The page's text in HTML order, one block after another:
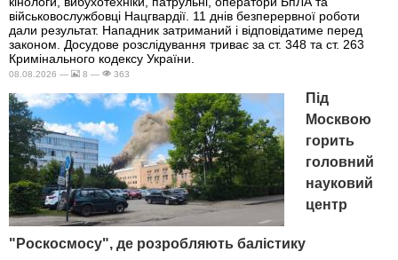
військовослужбовці Нацгвардії. 11 днів безперервної роботи
дали результат. Нападник затриманий і відповідатиме перед
законом. Досудове розслідування триває за ст. 348 та ст. 263
Кримінального кодексу України.
08.08.2026 — 8 — 363
Під
Москвою
горить
головний
науковий
центр
"Роскосмосу", де розробляють балістику